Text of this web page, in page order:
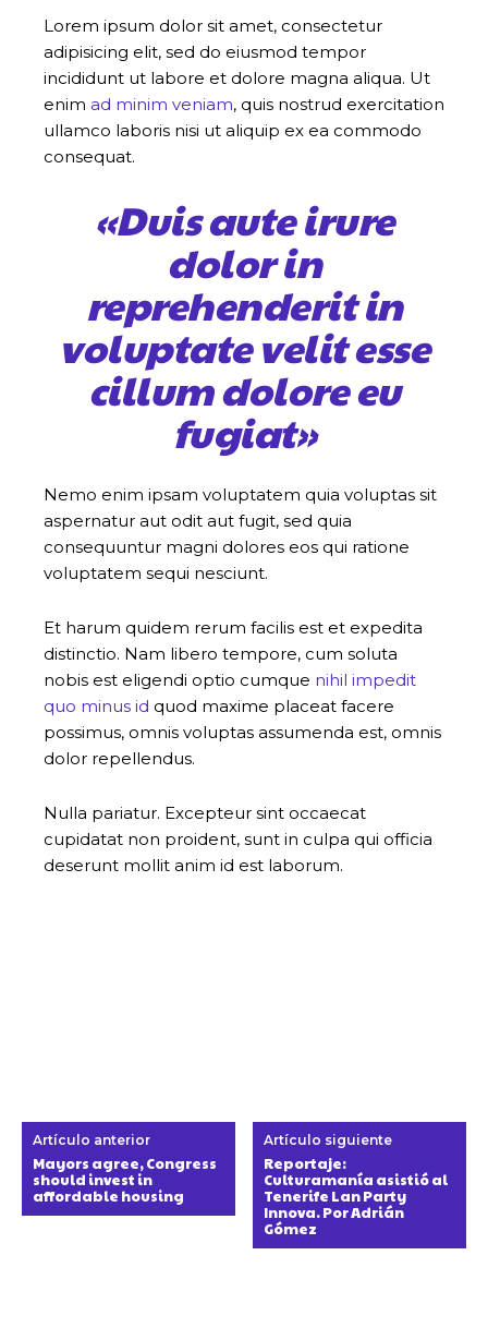
Lorem ipsum dolor sit amet, consectetur
adipisicing elit, sed do eiusmod tempor
incididunt ut labore et dolore magna aliqua. Ut
enim ad minim veniam, quis nostrud exercitation
ullamco laboris nisi ut aliquip ex ea commodo
consequat.
«Duis aute irure
dolor in
reprehenderit in
voluptate velit esse
cillum dolore eu
fugiat»
Nemo enim ipsam voluptatem quia voluptas sit
aspernatur aut odit aut fugit, sed quia
consequuntur magni dolores eos qui ratione
voluptatem sequi nesciunt.
Et harum quidem rerum facilis est et expedita
distinctio. Nam libero tempore, cum soluta
nobis est eligendi optio cumque nihil impedit
quo minus id quod maxime placeat facere
possimus, omnis voluptas assumenda est, omnis
dolor repellendus.
Nulla pariatur. Excepteur sint occaecat
cupidatat non proident, sunt in culpa qui officia
deserunt mollit anim id est laborum.
Artículo anterior
Mayors agree, Congress
should invest in
affordable housing
Artículo siguiente
Reportaje:
Culturamanía asistió al
Tenerife Lan Party
Innova. Por Adrián
Gómez